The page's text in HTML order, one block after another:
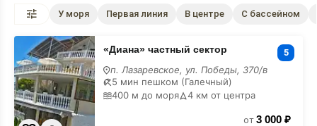
У моря Первая линия В центре С бассейном
«Диана»
частный
сектор
в
горах
«Диана» частный сектор 5
п. Лазаревское, ул. Победы, 370/в
5 мин пешком (Галечный)
400 м до моря
4 км от центра
от 3 000 ₽